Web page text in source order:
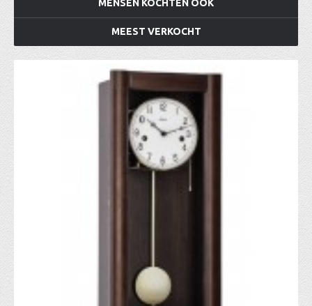
MENSEN KOCHTEN OOK
MEEST VERKOCHT